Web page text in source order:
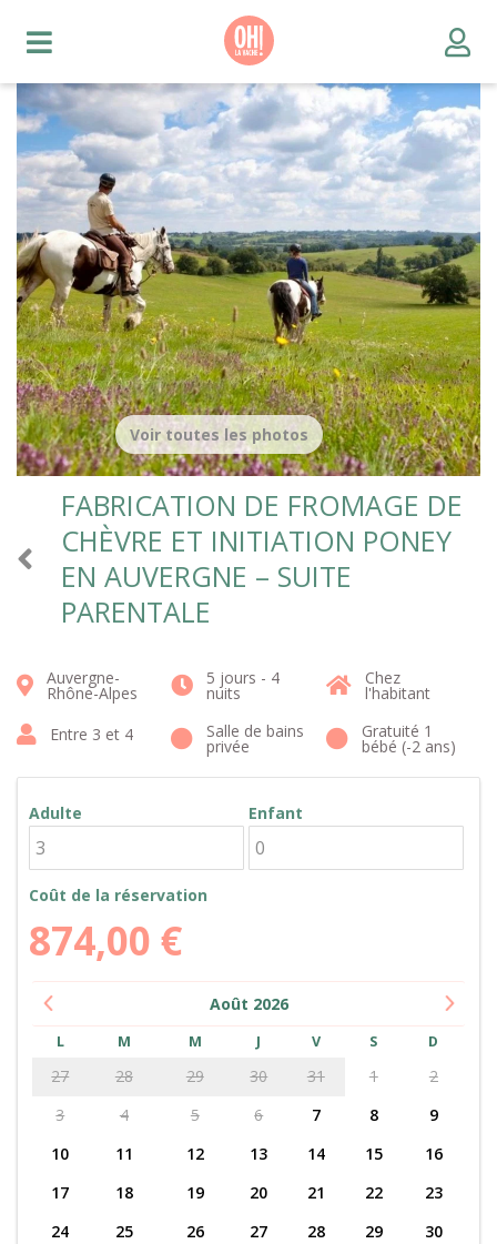
FABRICATION DE FROMAGE DE
CHÈVRE ET INITIATION PONEY
EN AUVERGNE – SUITE
PARENTALE
Voir toutes les photos
Auvergne-
Rhône-Alpes
5 jours - 4
nuits
Chez
l'habitant
Entre 3 et 4
Salle de bains
privée
Gratuité 1
bébé (-2 ans)
Adulte Enfant
Coût de la réservation
874,00 €
Août 2026
L M M J V S D
27 28 29 30 31 1
2
3
4 5 6 7 8
9
10
11 12 13 14 15
16
17
18 19 20 21 22
23
24
25 26 27 28 29
30